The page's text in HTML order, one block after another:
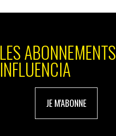
LES ABONNEMENTS
INFLUENCIA
JE M'ABONNE